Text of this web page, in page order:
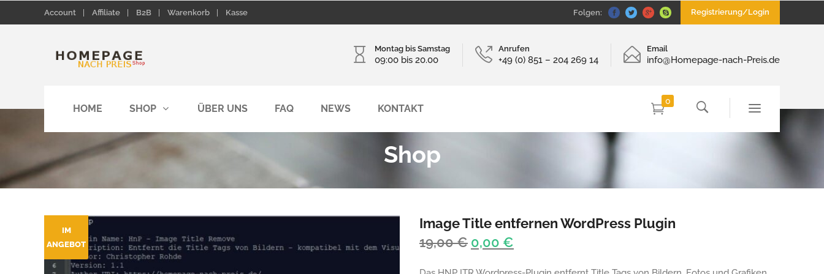
Account Affiliate B2B Warenkorb Kasse Folgen: Registrierung/Login
Montag bis Samstag
09:00 bis 20.00
Anrufen
+49 (0) 851 – 204 269 14
Email
info@Homepage-nach-Preis.de
HOME SHOP ÜBER UNS FAQ NEWS KONTAKT
0
Shop
IM
ANGEBOT
Image Title entfernen WordPress Plugin
19,00€ Ursprünglicher
0,00 €